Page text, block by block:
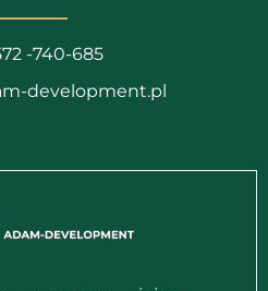
-740-685
development.pl